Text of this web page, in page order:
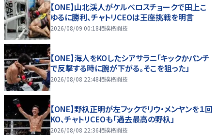
【ONE】山北渓人がケルベロスチョークで田上こ
ゆるに勝利、チャトリCEOは王座挑戦を明言
2026/08/09 00:18相撲格闘技
【ONE】海人をKOしたシアサラニ「キックかパンチ
で反撃する時に腕が下がる。そこを狙った」
2026/08/08 22:48相撲格闘技
【ONE】野杁正明が左フックでリウ・メンヤンを１回
KO、チャトリCEOも「過去最高の野杁」
2026/08/08 22:36相撲格闘技